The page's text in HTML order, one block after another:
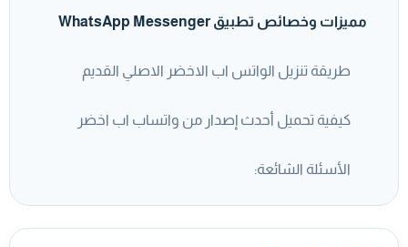
مميزات وخصائص تطبيق WhatsApp Messenger
طريقة تنزيل الواتس اب الاخضر الاصلي القديم
كيفية تحميل أحدث إصدار من واتساب اب اخضر
الأسئلة الشائعة: